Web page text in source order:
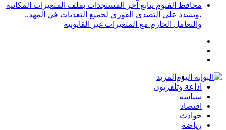
محافظ الفيوم يتابع آخر المستجدات بملف المتغيرات المكانية
،ويشدد على التصدي الفوري لجميع التعديات في المهد..
والتعامل الحازم مع المتغيرات غير القانونية
المزيد
اذاعة وتلفزيون
سياسه
اقتصاد
حوادث
رياضة